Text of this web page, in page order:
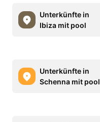
Unterkünfte in
Ibiza mit pool
Unterkünfte in
Schenna mit pool